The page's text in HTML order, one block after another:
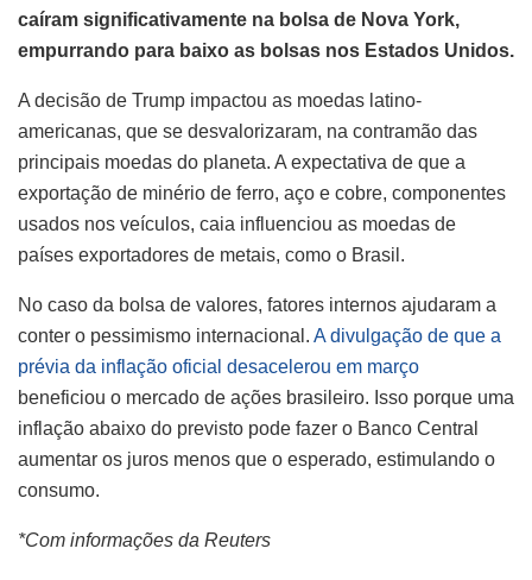
caíram significativamente na bolsa de Nova York,
empurrando para baixo as bolsas nos Estados Unidos.
A decisão de Trump impactou as moedas latino-
americanas, que se desvalorizaram, na contramão das
principais moedas do planeta. A expectativa de que a
exportação de minério de ferro, aço e cobre, componentes
usados nos veículos, caia influenciou as moedas de
países exportadores de metais, como o Brasil.
No caso da bolsa de valores, fatores internos ajudaram a
conter o pessimismo internacional. A divulgação de que a
prévia da inflação oficial desacelerou em março
beneficiou o mercado de ações brasileiro. Isso porque uma
inflação abaixo do previsto pode fazer o Banco Central
aumentar os juros menos que o esperado, estimulando o
consumo.
*Com informações da Reuters